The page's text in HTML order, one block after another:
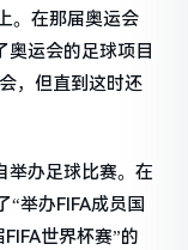
。在那届奥运会
运会的足球项目
，但直到这时还
举办足球比赛。在
举办FIFA成员国
世界杯赛”的